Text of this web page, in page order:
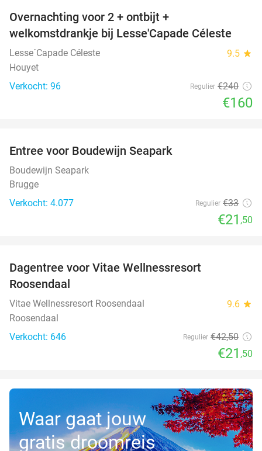
Overnachting voor 2 + ontbijt +
welkomstdrankje bij Lesse'Capade Céleste
Lesse´Capade Céleste 9.5 star
Houyet
Verkocht: 96
Regulier €240
€160
Entree voor Boudewijn Seapark
Boudewijn Seapark
Brugge
Verkocht: 4.077
Regulier €33
€21 ,50
Dagentree voor Vitae Wellnessresort
Roosendaal
Vitae Wellnessresort Roosendaal 9.6 star
Roosendaal
Verkocht: 646
Regulier €42,50
€21 ,50
Waar gaat jouw
gratis droomreis